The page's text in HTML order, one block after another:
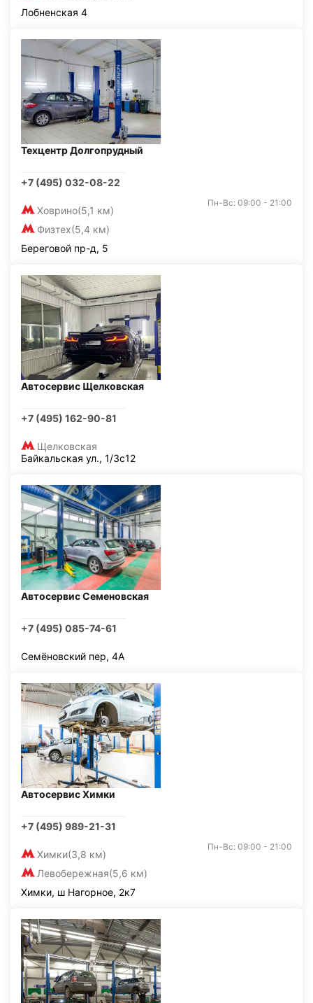
Лобненская 4
Техцентр Долгопрудный
+7 (495) 032-08-22
Ховрино(5,1 км)
Физтех(5,4 км)
Пн-Вс: 09:00 - 21:00
Береговой пр-д, 5
Автосервис Щелковская
+7 (495) 162-90-81
Щелковская
Байкальская ул., 1/3с12
Автосервис Семеновская
+7 (495) 085-74-61
Семёновский пер, 4А
Автосервис Химки
+7 (495) 989-21-31
Химки(3,8 км)
Левобережная(5,6 км)
Пн-Вс: 09:00 - 21:00
Химки, ш Нагорное, 2к7